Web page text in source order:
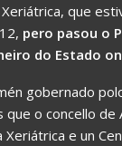
que
pero pasou o
do Estado
gobernado
que o concello
Xeriátrica e un